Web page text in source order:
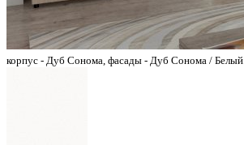
корпус - Дуб Сонома, фасады - Дуб Сонома / Белый.